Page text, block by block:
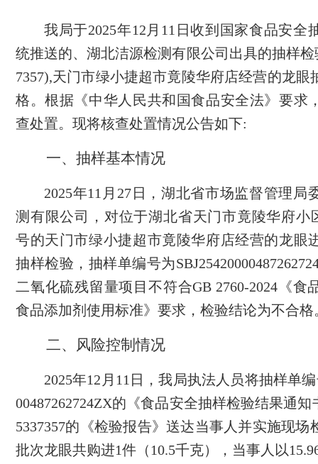
我局于2025年12月11日收到国家食品安全
统推送的、湖北洁源检测有限公司出具的抽样检
7357),天门市绿小捷超市竟陵华府店经营的龙眼
格。根据《中华人民共和国食品安全法》要求
查处置。现将核查处置情况公告如下:
一、抽样基本情况
2025年11 月 27日， 湖北省市场监督管理局
测有限公司
，对位于湖北省天门市竟陵华府小
号的天门市绿小捷超市竟陵华府店经营的龙眼
抽样检验 ，抽样单编号为
二氧化硫残留量项目不符合GB 2760-2024《食
食品添加剂使用标准》要求，检验结论为不合格
二、风险控制情况
2025年12月11日，我局执法人员将抽样单编
00487262724ZX的《食品安全抽样检验结果通知
5337357的《检验报告》送达当事人并实施现场
批次龙眼共购进1件（10.5千克），当事人以